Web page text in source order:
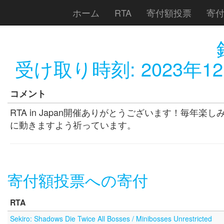
ホーム RTA 寄付額投票 寄
受け取り時刻: 2023年
コメント
RTA in Japan開催ありがとうございます！毎年楽
に動きますよう祈っています。
寄付額投票への寄付
RTA
Sekiro: Shadows Die Twice All Bosses / Minibosses Unrestricted